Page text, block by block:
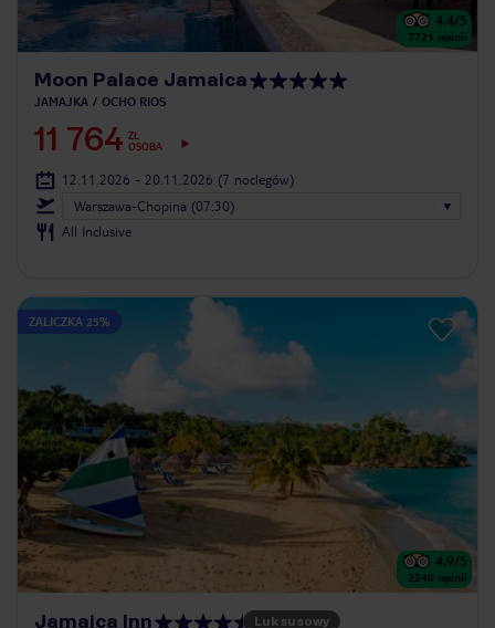
4.4/5
7721 opinii
Moon Palace Jamaica
JAMAJKA OCHO RIOS
11 764 ZŁ
OSOBA
12.11.2026 - 20.11.2026 (7 noclegów)
Warszawa-Chopina (07:30)
All Inclusive
ZALICZKA 25%
4.9/5
2240 opinii
Jamaica Inn Luksusowy